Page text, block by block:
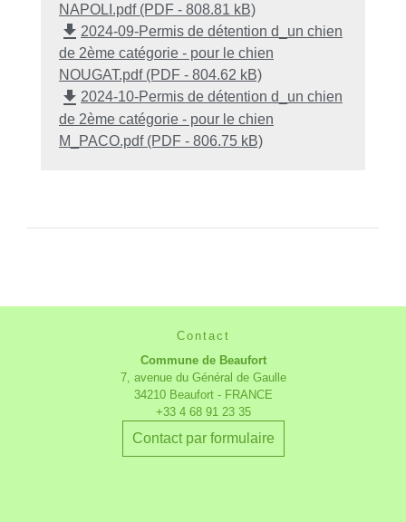
NAPOLI.pdf (PDF - 808.81 kB)
file_download 2024-09-Permis de détention d_un chien
de 2ème catégorie - pour le chien
NOUGAT.pdf (PDF - 804.62 kB)
file_download 2024-10-Permis de détention d_un chien
de 2ème catégorie - pour le chien
M_PACO.pdf (PDF - 806.75 kB)
Contact
Commune de Beaufort
7, avenue du Général de Gaulle
34210 Beaufort - FRANCE
+33 4 68 91 23 35
Contact par formulaire